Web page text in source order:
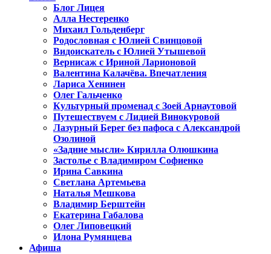
Блог Лицея
Алла Нестеренко
Михаил Гольденберг
Родословная с Юлией Свинцовой
Видоискатель с Юлией Утышевой
Вернисаж с Ириной Ларионовой
Валентина Калачёва. Впечатления
Лариса Хенинен
Олег Гальченко
Культурный променад с Зоей Арнаутовой
Путешествуем с Лидией Винокуровой
Лазурный Берег без пафоса с Александрой
Озолиной
«Задние мысли» Кирилла Олюшкина
Застолье с Владимиром Софиенко
Ирина Савкина
Светлана Артемьева
Наталья Мешкова
Владимир Берштейн
Екатерина Габалова
Олег Липовецкий
Илона Румянцева
Афиша